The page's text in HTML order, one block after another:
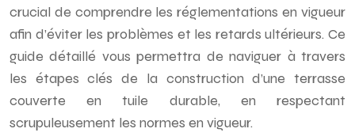
crucial de comprendre les réglementations en vigueur
afin d’éviter les problèmes et les retards ultérieurs. Ce
guide détaillé vous permettra de naviguer à travers
les étapes clés de la construction d’une terrasse
couverte en tuile durable, en respectant
scrupuleusement les normes en vigueur.